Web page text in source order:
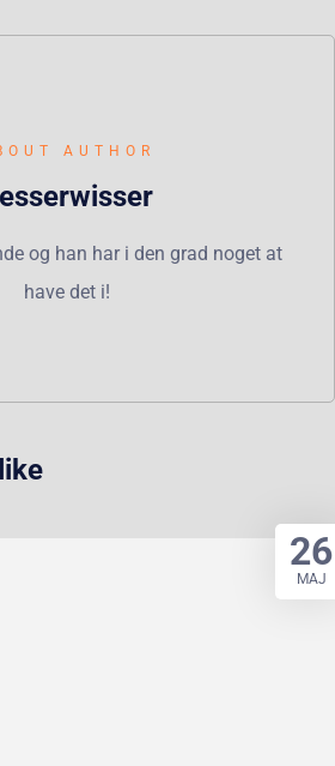
AUTHOR
og han har i den grad noget at
have det i!
26
MAJ